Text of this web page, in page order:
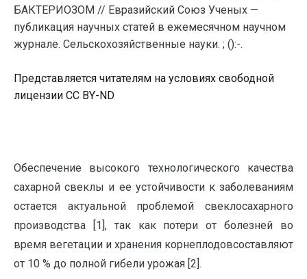
БАКТЕРИОЗОМ // Евразийский Союз Ученых —
публикация научных статей в ежемесячном научном
журнале. Сельскохозяйственные науки. ; ():-.
Представляется читателям на условиях свободной
лицензии CC BY-ND
Обеспечение высокого технологического качества
сахарной свеклы и ее устойчивости к заболеваниям
остается актуальной проблемой свеклосахарного
производства [1], так как потери от болезней во
время вегетации и хранения корнеплодовсо­ставляют
от 10 % до полной гибели урожая [2].